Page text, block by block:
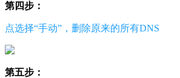
第四步：
点选择“手动”，删除原来的所有DNS
第五步：